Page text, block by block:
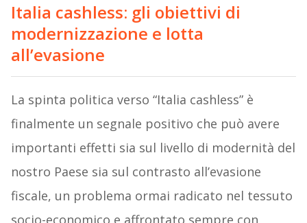
Italia cashless: gli obiettivi di
modernizzazione e lotta
all’evasione
La spinta politica verso “Italia cashless” è
finalmente un segnale positivo che può avere
importanti effetti sia sul livello di modernità del
nostro Paese sia sul contrasto all’evasione
fiscale, un problema ormai radicato nel tessuto